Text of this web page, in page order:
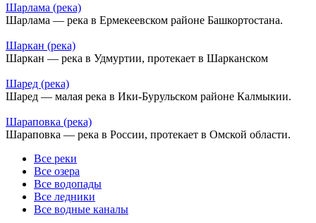
Шарлама (река)
Шарлама — река в Ермекеевском районе Башкортостана.
Шаркан (река)
Шаркан — река в Удмуртии, протекает в Шарканском
Шаред (река)
Шаред — малая река в Ики-Бурульском районе Калмыкии.
Шараповка (река)
Шараповка — река в России, протекает в Омской области.
Все реки
Все озера
Все водопады
Все ледники
Все водные каналы